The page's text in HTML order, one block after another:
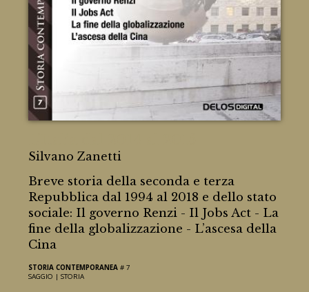
Silvano Zanetti
Breve storia della seconda e terza
Repubblica dal 1994 al 2018 e dello stato
sociale: Il governo Renzi - Il Jobs Act - La
fine della globalizzazione - L’ascesa della
Cina
STORIA CONTEMPORANEA # 7
SAGGIO |STORIA